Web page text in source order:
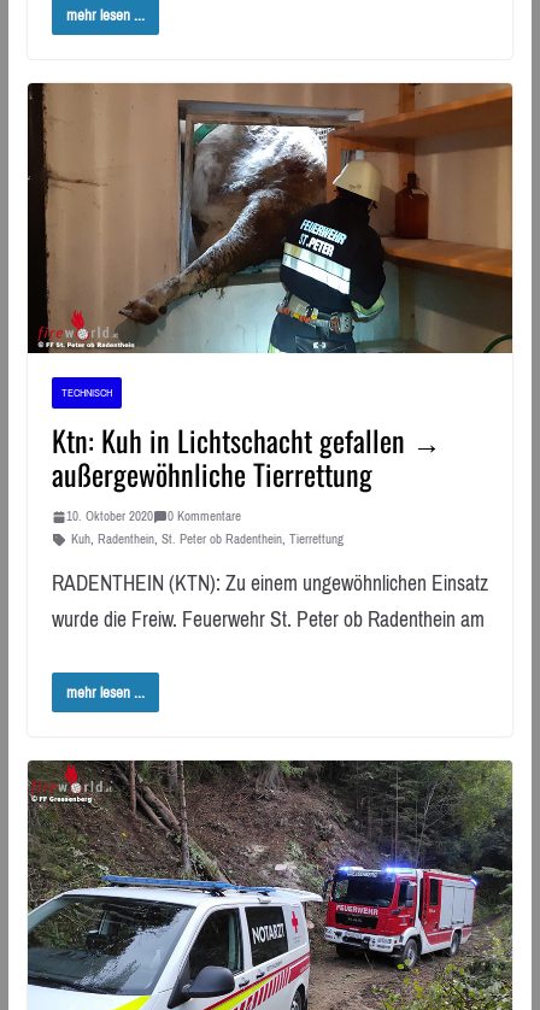
mehr lesen ...
TECHNISCH
Ktn: Kuh in Lichtschacht gefallen →
außergewöhnliche Tierrettung
10. Oktober 2020
0 Kommentare
Kuh, Radenthein, St. Peter ob Radenthein, Tierrettung
RADENTHEIN (KTN): Zu einem ungewöhnlichen Einsatz
wurde die Freiw. Feuerwehr St. Peter ob Radenthein am
mehr lesen ...